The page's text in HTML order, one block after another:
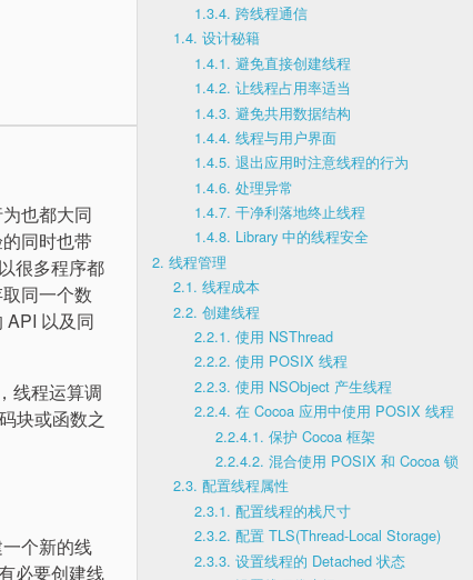
1.3.4. 跨线程通信
1.4. 设计秘籍
1.4.1. 避免直接创建线程
1.4.2. 让线程占用率适当
1.4.3. 避免共用数据结构
1.4.4. 线程与用户界面
1.4.5. 退出应用时注意线程的行为
1.4.6. 处理异常
1.4.7. 干净利落地终止线程
1.4.8. Library 中的线程安全
2. 线程管理
2.1. 线程成本
2.2. 创建线程
2.2.1. 使用 NSThread
2.2.2. 使用 POSIX 线程
2.2.3. 使用 NSObject 产生线程
2.2.4. 在 Cocoa 应用中使用 POSIX 线程
2.2.4.1. 保护 Cocoa 框架
2.2.4.2. 混合使用 POSIX 和 Cocoa 锁
2.3. 配置线程属性
2.3.1. 配置线程的栈尺寸
2.3.2. 配置 TLS(Thread-Local Storage)
2.3.3. 设置线程的 Detached 状态
也都大同
同时也带
很多程序都
同一个数
API 以及同
线程运算调
块或函数之
个新的线
必要创建线